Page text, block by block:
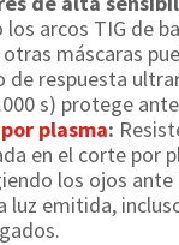
los arcos TIG de
máscaras
de respuesta
s) protege
plasma:
en el corte por
los ojos ante
luz emitida,